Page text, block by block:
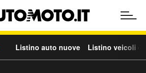
Listino auto nuove Listino veicoli